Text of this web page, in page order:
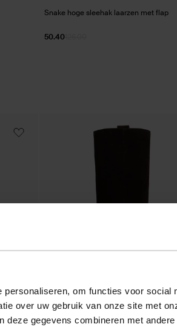
om functies voor social
over uw gebruik van onze site met
gegevens combineren met
Snake hoge sleehak laarzen met flap
50.40